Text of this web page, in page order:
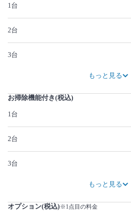
1台
2台
3台
もっと見る
お掃除機能付き(税込)
1台
2台
3台
もっと見る
オプション(税込)※1点目の料金